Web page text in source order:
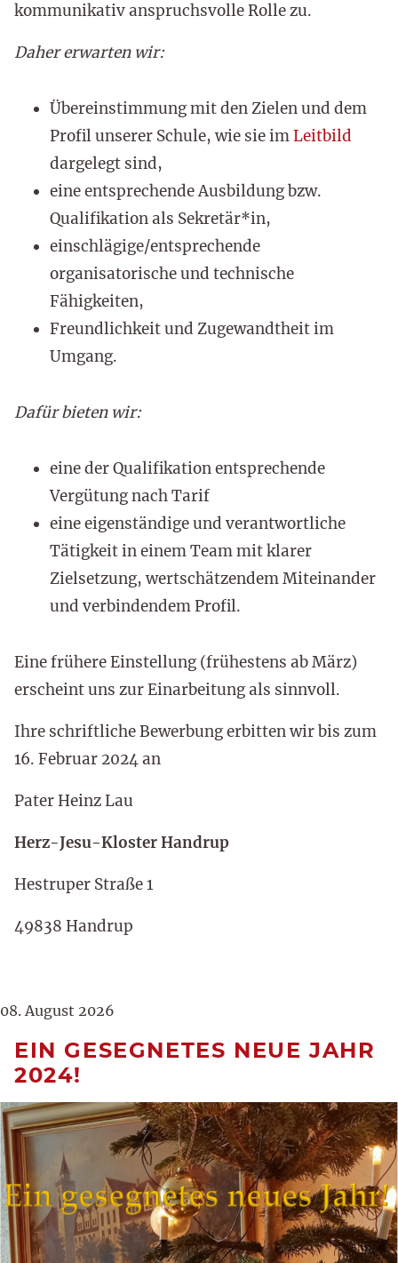
kommunikativ anspruchsvolle Rolle zu.
Daher erwarten wir:
Übereinstimmung mit den Zielen und dem
Profil unserer Schule, wie sie imLeitbild
dargelegt sind,
eine entsprechende Ausbildung bzw.
Qualifikation als Sekretär*in,
einschlägige/entsprechende
organisatorische und technische
Fähigkeiten,
Freundlichkeit und Zugewandtheit im
Umgang.
Dafür bieten wir:
eine der Qualifikation entsprechende
Vergütung nach Tarif
eine eigenständige und verantwortliche
Tätigkeit in einem Team mit klarer
Zielsetzung, wertschätzendem Miteinander
und verbindendem Profil.
Eine frühere Einstellung (frühestens ab März)
erscheint uns zur Einarbeitung als sinnvoll.
Ihre schriftliche Bewerbung erbitten wir bis zum
16. Februar 2024 an
Pater Heinz Lau
Herz-Jesu-Kloster Handrup
Hestruper Straße 1
49838 Handrup
08. August 2026
EIN GESEGNETES NEUE JAHR
2024!